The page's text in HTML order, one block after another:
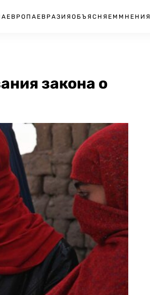
ЕВРОПА ЕВРАЗИЯ ОБЪЯСНЯЕМ МНЕНИЯ
закона о